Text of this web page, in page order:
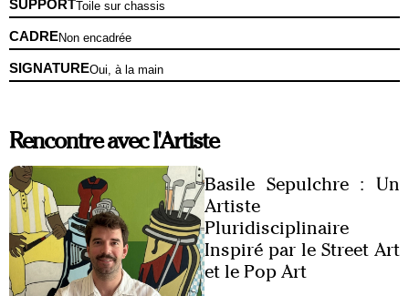
SUPPORTToile sur chassis
CADRENon encadrée
SIGNATUREOui, à la main
Rencontre avec l'Artiste
Basile Sepulchre : Un
Artiste
Pluridisciplinaire
Inspiré par le Street Art
et le Pop Art